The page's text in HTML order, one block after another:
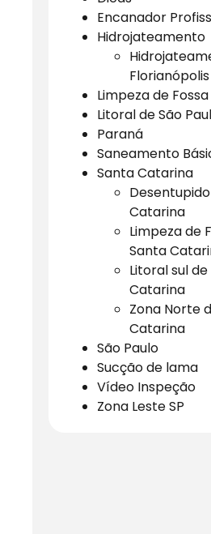
Encanador
Hidrojateamento
Florianópolis
Limpeza de Fossa
Litoral de São
Paraná
Saneamento
Santa Catarina
Catarina
Limpeza de
Santa
Litoral sul
Catarina
Zona Norte
Catarina
São Paulo
Sucção de lama
Vídeo Inspeção
Zona Leste SP